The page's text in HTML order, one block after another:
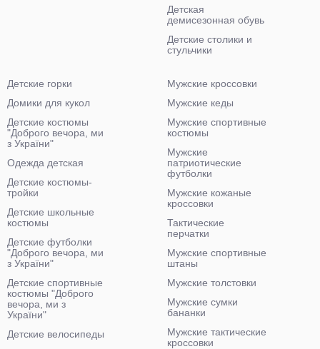
Детская
демисезонная обувь
Детские столики и
стульчики
Детские горки
Домики для кукол
Детские костюмы
"Доброго вечора, ми
з України"
Одежда детская
Детские костюмы-
тройки
Детские школьные
костюмы
Детские футболки
"Доброго вечора, ми
з України"
Детские спортивные
костюмы "Доброго
вечора, ми з
України"
Детские велосипеды
Мужские кроссовки
Мужские кеды
Мужские спортивные
костюмы
Мужские
патриотические
футболки
Мужские кожаные
кроссовки
Тактические
перчатки
Мужские спортивные
штаны
Мужские толстовки
Мужские сумки
бананки
Мужские тактические
кроссовки